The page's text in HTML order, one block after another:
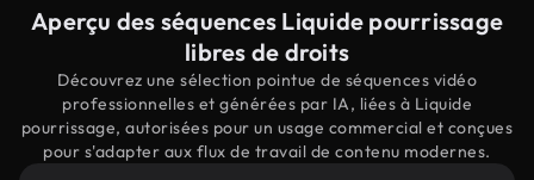
Aperçu des séquences Liquide pourrissage
libres de droits
Découvrez une sélection pointue de séquences vidéo
professionnelles et générées par IA, liées à Liquide
pourrissage, autorisées pour un usage commercial et conçues
pour s'adapter aux flux de travail de contenu modernes.